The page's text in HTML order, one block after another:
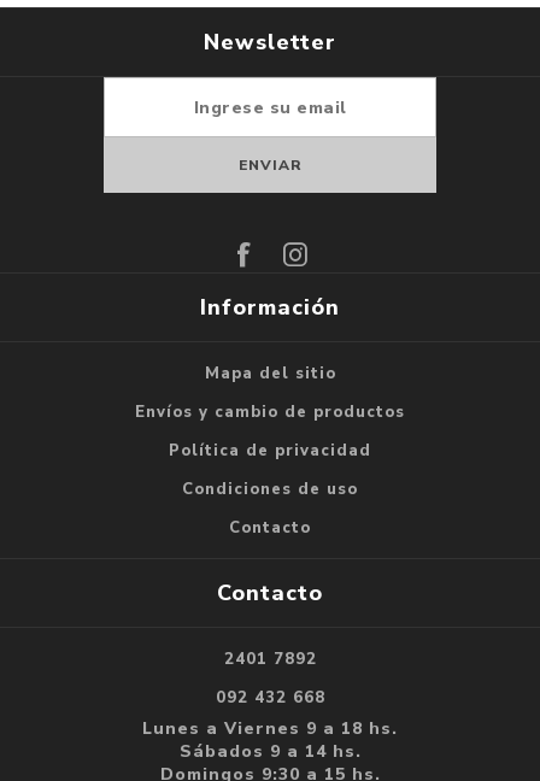
Newsletter
Información
Mapa del sitio
Envíos y cambio de productos
Política de privacidad
Condiciones de uso
Contacto
Contacto
2401 7892
092 432 668
Lunes a Viernes 9 a 18 hs.
Sábados 9 a 14 hs.
Domingos 9:30 a 15 hs.